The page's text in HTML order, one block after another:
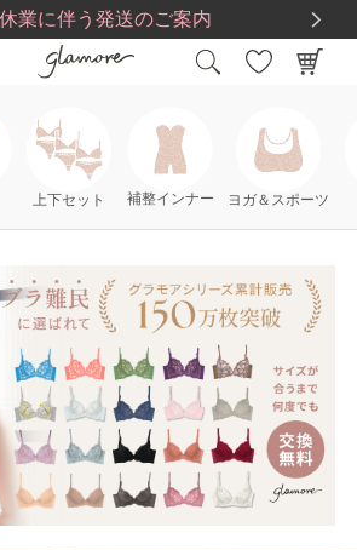
業に伴う発送のご案内
上下セット 補整インナー ヨガ＆スポーツ
円(税込)以上で送料無料